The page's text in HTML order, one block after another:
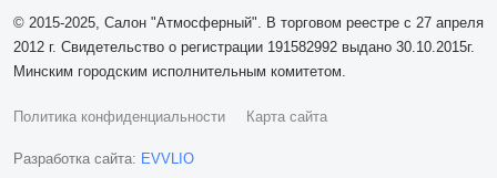
© 2015-2025, Салон "Атмосферный". В торговом реестре с 27 апреля
2012 г. Свидетельство о регистрации 191582992 выдано 30.10.2015г.
Минским городским исполнительным комитетом.
Политика конфиденциальности Карта сайта
Разработка сайта: EVVLIO